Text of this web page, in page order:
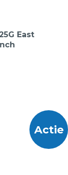
East
Actie